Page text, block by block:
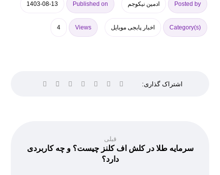
Posted by ادمین نیکوجم Published on
1403-08-13
Category(s) اخبار پابجی موبایل Views
4
قبلی
سرمایه طلا در کلش اف کلنز چیست؟ و چه کاربردی
دارد؟